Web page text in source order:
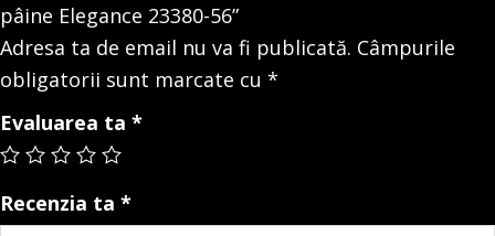
pâine Elegance 23380-56”
Adresa ta de email nu va fi publicată. Câmpurile
obligatorii sunt marcate cu *
Evaluarea ta *
Recenzia ta *